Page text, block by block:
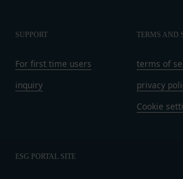
SUPPORT
For first time users
inquiry
TERMS AND
terms of
privacy
Cookie
ESG PORTAL SITE
当社は、業務を委託するため委託先
な取扱いおよび保護を行わせ、第三
供および当社の提供目的以外の目的
その他の法令により当社が義務を負
もしくは経営に協力もしくは関与
ていると当社が判断した場合
その他会員登録が適当でないと当
第5条（登録内容の変更）
録内容を変更する手続きを行うものと